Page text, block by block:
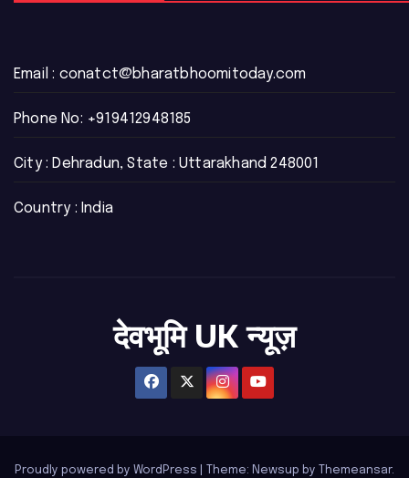
Email : conatct@bharatbhoomitoday.com
Phone No: +919412948185
City : Dehradun, State : Uttarakhand 248001
Country : India
देवभूमि UK न्यूज़
Proudly powered by WordPress Theme: Newsup by Themeansar.